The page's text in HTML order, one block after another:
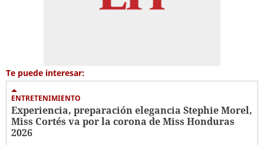
Te puede interesar:
ENTRETENIMIENTO
Experiencia, preparación elegancia Stephie Morel,
Miss Cortés va por la corona de Miss Honduras
2026